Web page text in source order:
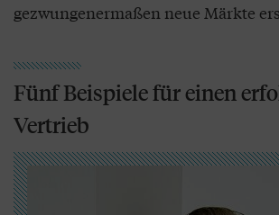
gezwungenermaßen neue Märkte
Fünf Beispiele für einen
Vertrieb